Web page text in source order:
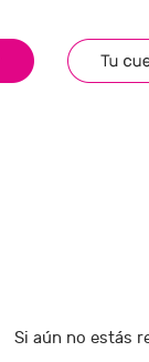
Si aún no estás